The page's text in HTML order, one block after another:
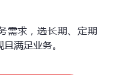
需求，选长期、定期
满足业务。